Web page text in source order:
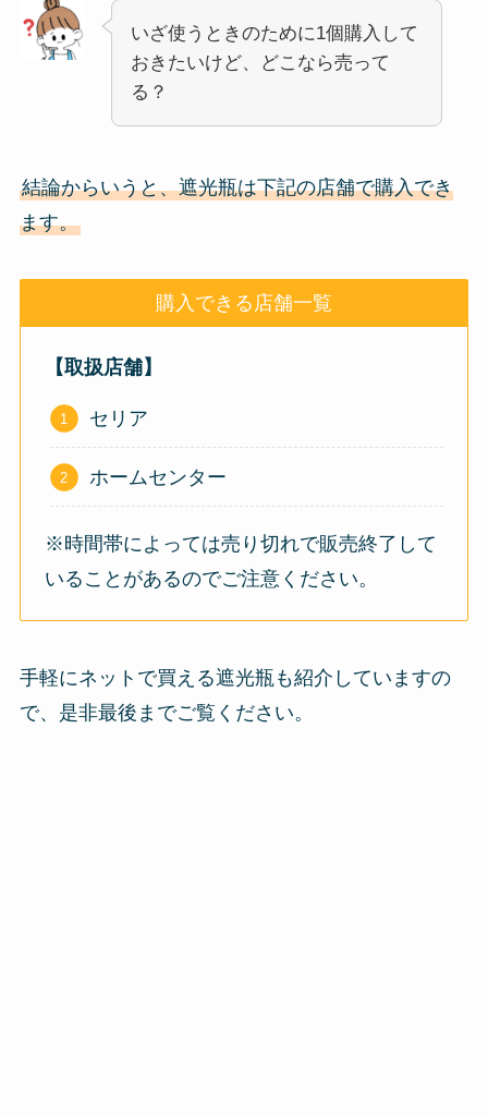
いざ使うときのために1個購入して
おきたいけど、どこなら売って
る？
結論からいうと、遮光瓶は下記の店舗で購入でき
ます。
購入できる店舗一覧
【取扱店舗】
セリア
ホームセンター
※時間帯によっては売り切れで販売終了して
いることがあるのでご注意ください。
手軽にネットで買える遮光瓶も紹介していますの
で、是非最後までご覧ください。